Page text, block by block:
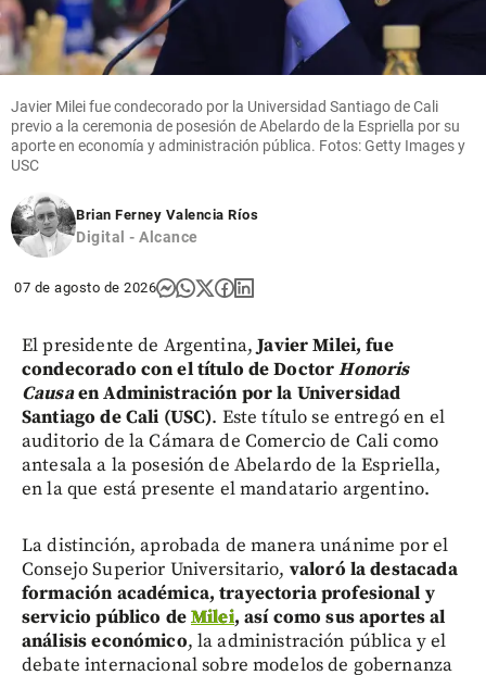
Javier Milei fue condecorado por la Universidad Santiago de Cali
previo a la ceremonia de posesión de Abelardo de la Espriella por su
aporte en economía y administración pública. Fotos: Getty Images y
USC
Brian Ferney Valencia Ríos
Digital - Alcance
07 de agosto de 2026
El presidente de Argentina,Javier Milei, fue
condecorado con el título de DoctorHonoris
Causaen Administración por la Universidad
Santiago de Cali (USC). Este título se entregó en el
auditorio de la Cámara de Comercio de Cali como
antesala a la posesión de Abelardo de la Espriella,
en la que está presente el mandatario argentino.
La distinción, aprobada de manera unánime por el
Consejo Superior Universitario, valoró la destacada
formación académica, trayectoria profesional y
servicio público deMilei, así como sus aportes al
análisis económico, la administración pública y el
debate internacional sobre modelos de gobernanza